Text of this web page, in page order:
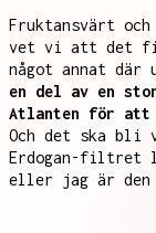
Fruktansvärt
vet vi att det
något annat där
en del av en
Atlanten för att
Och det ska bli
Erdogan-filtret
eller jag är den